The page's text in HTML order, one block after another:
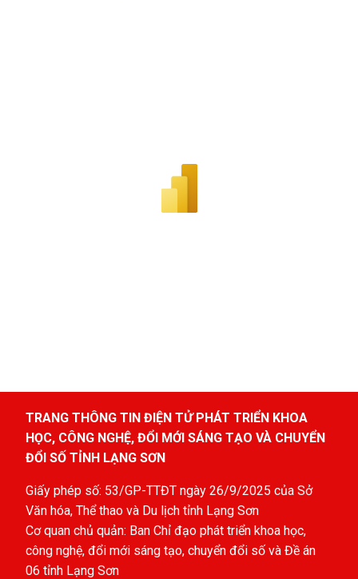
TRANG THÔNG TIN ĐIỆN TỬ PHÁT TRIỂN KHOA
HỌC, CÔNG NGHỆ, ĐỔI MỚI SÁNG TẠO VÀ CHUYỂN
ĐỔI SỐ TỈNH LẠNG SƠN
Giấy phép số: 53/GP-TTĐT ngày 26/9/2025 của Sở
Văn hóa, Thể thao và Du lịch tỉnh Lạng Sơn
Cơ quan chủ quản: Ban Chỉ đạo phát triển khoa học,
công nghệ, đổi mới sáng tạo, chuyển đổi số và Đề án
06 tỉnh Lạng Sơn